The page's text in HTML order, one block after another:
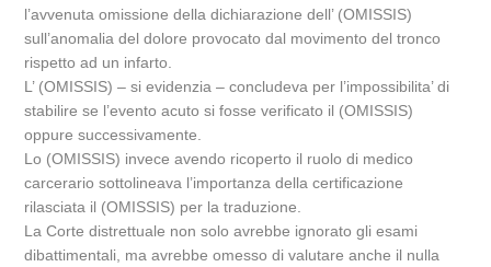
l’avvenuta omissione della dichiarazione dell’ (OMISSIS)
sull’anomalia del dolore provocato dal movimento del tronco
rispetto ad un infarto.
L’ (OMISSIS) – si evidenzia – concludeva per l’impossibilita’ di
stabilire se l’evento acuto si fosse verificato il (OMISSIS)
oppure successivamente.
Lo (OMISSIS) invece avendo ricoperto il ruolo di medico
carcerario sottolineava l’importanza della certificazione
rilasciata il (OMISSIS) per la traduzione.
La Corte distrettuale non solo avrebbe ignorato gli esami
dibattimentali, ma avrebbe omesso di valutare anche il nulla